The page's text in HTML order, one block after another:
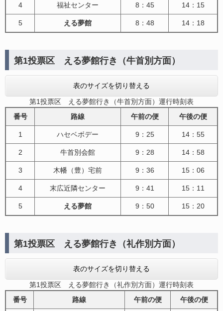
4 福祉センター 8：45 14：15
5 える夢館 8：48 14：18
第1投票区 える夢館行き（牛首別方面）
表のサイズを切り替える
第1投票区 える夢館行き（牛首別方面）運行時刻表
番号
路線 午前の便 午後の便
1 ハセベボデー 9：25 14：55
2 牛首別会館 9：28 14：58
3 木幡（豊）宅前 9：36 15：06
4 末広近隣センター 9：41 15：11
5 える夢館 9：50 15：20
第1投票区 える夢館行き（礼作別方面）
表のサイズを切り替える
第1投票区 える夢館行き（礼作別方面）運行時刻表
番号
路線 午前の便 午後の便